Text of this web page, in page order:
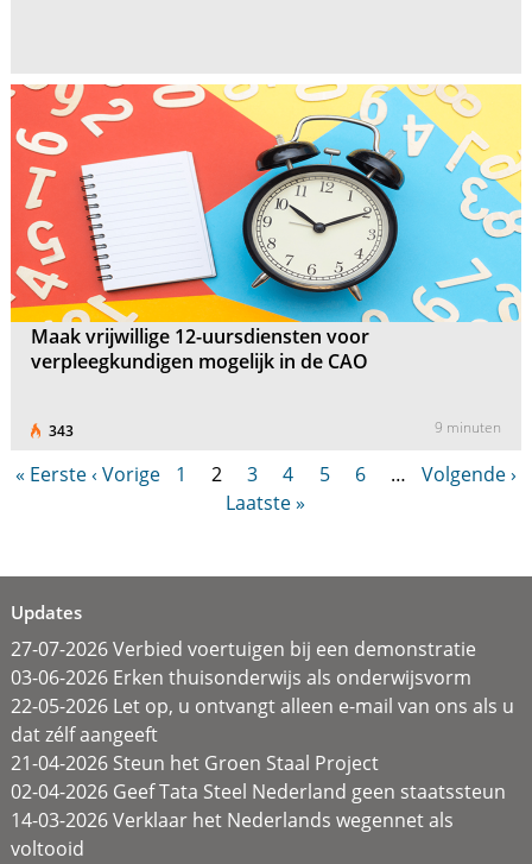
Maak vrijwillige 12-uursdiensten voor
verpleegkundigen mogelijk in de CAO
343 9 minuten
« Eerste‹ Vorige 1 2 3 4 5 6 …
Volgende ›
Laatste »
Updates
27-07-2026 Verbied voertuigen bij een demonstratie
03-06-2026 Erken thuisonderwijs als onderwijsvorm
22-05-2026 Let op, u ontvangt alleen e-mail van ons als u
dat zélf aangeeft
21-04-2026 Steun het Groen Staal Project
02-04-2026 Geef Tata Steel Nederland geen staatssteun
14-03-2026 Verklaar het Nederlands wegennet als
voltooid